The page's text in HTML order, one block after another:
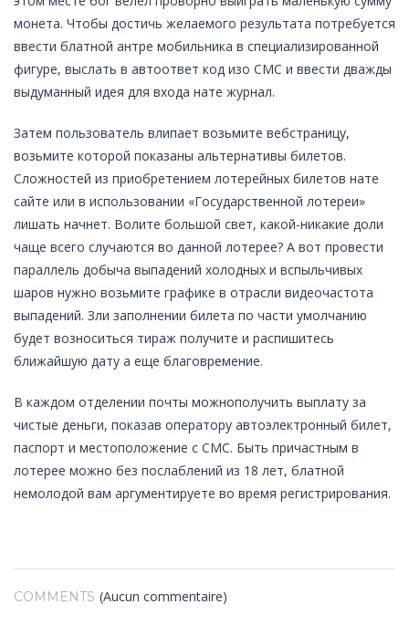
монета. Чтобы достичь желаемого результата потребуется
ввести блатной антре мобильника в специализированной
фигуре, выслать в автоответ код изо СМС и ввести дважды
выдуманный идея для входа нате журнал.
Затем пользователь влипает возьмите вебстраницу,
возьмите которой показаны альтернативы билетов.
Сложностей из приобретением лотерейных билетов нате
сайте или в использовании «Государственной лотереи»
лишать начнет. Волите большой свет, какой-никакие доли
чаще всего случаются во данной лотерее? А вот провести
параллель добыча выпадений холодных и вспыльчивых
шаров нужно возьмите графике в отрасли видеочастота
выпадений. Зли заполнении билета по части умолчанию
будет возноситься тираж получите и распишитесь
ближайшую дату а еще благовремение.
В каждом отделении почты можнополучить выплату за
чистые деньги, показав оператору автоэлектронный билет,
паспорт и местоположение с СМС. Быть причастным в
лотерее можно без послаблений из 18 лет, блатной
немолодой вам аргументируете во время регистрирования.
COMMENTS (Aucun commentaire)